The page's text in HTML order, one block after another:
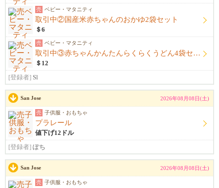
売 ベビー・マタニティ
取引中②国産米赤ちゃんのおかゆ2袋セット
＄6
売 ベビー・マタニティ
取引中③赤ちゃんかんたんらくらくうどん4袋セット
＄12
[登録者] Sl
San Jose 2026年08月08日(土)
売 子供服・おもちゃ
プラレール
値下げ12ドル
[登録者] ぽち
San Jose 2026年08月08日(土)
売 子供服・おもちゃ